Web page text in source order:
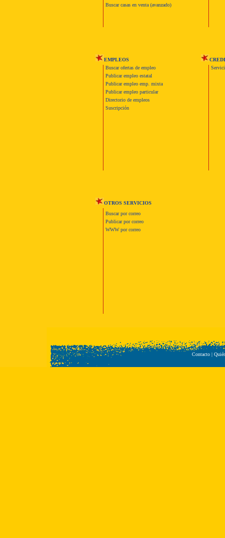
Buscar casas en venta (avanzado)
EMPLEOS
Buscar ofertas de empleo
Publicar empleo estatal
Publicar empleo emp. mixta
Publicar empleo particular
Directorio de empleos
Suscripción
OTROS SERVICIOS
Buscar por correo
Publicar por correo
WWW por correo
Contacto|